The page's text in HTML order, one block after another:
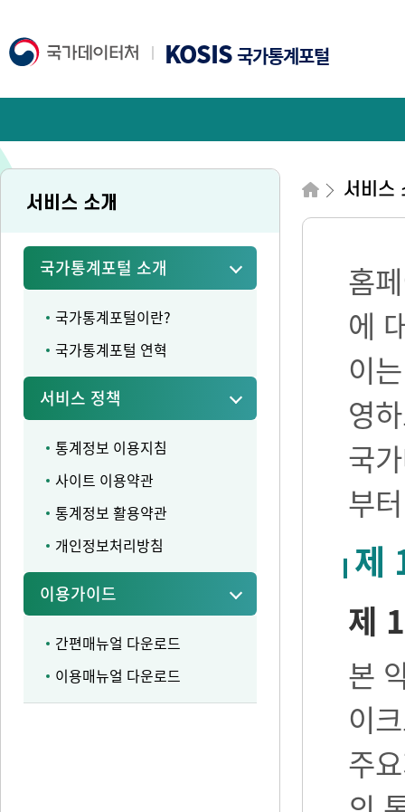
KOSIS국가통계포털
서비스 소개
국가통계포털 소개
국가통계포털이란?
국가통계포털 연혁
서비스 정책
통계정보 이용지침
사이트 이용약관
통계정보 활용약관
개인정보처리방침
이용가이드
간편매뉴얼 다운로드
이용매뉴얼 다운로드
서비스
홈
에
이
영
국
부
제
제
본
이
주